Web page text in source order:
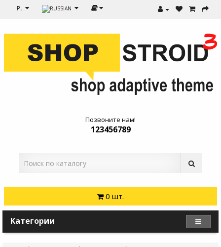
Р.
Позвоните нам!
123456789
0 шт.
Категории